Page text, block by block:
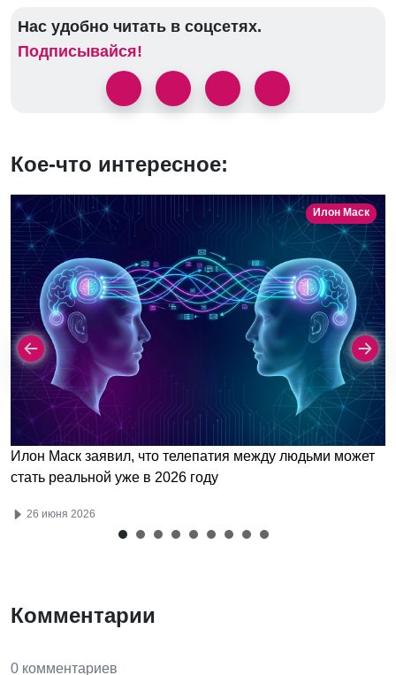
Нас удобно читать в соцсетях.
Подписывайся!
Кое-что интересное:
Илон Маск
Илон Маск заявил, что телепатия между людьми может
стать реальной уже в 2026 году
26 июня 2026
Комментарии
0 комментариев